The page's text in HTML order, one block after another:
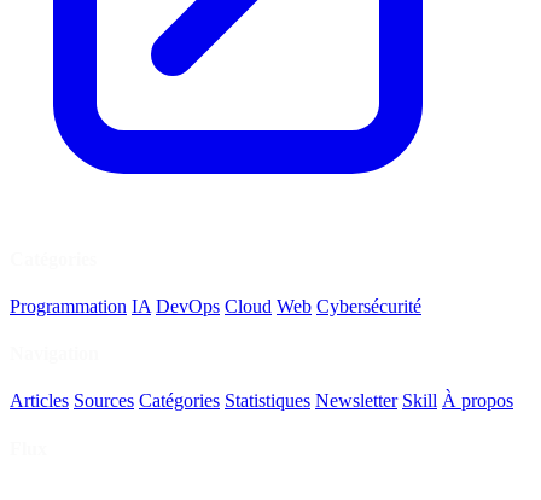
Programmation IA DevOps Cloud Web Cybersécurité
Articles Sources Catégories Statistiques Newsletter Skill À propos